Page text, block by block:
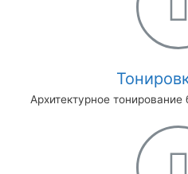
Архитектурное